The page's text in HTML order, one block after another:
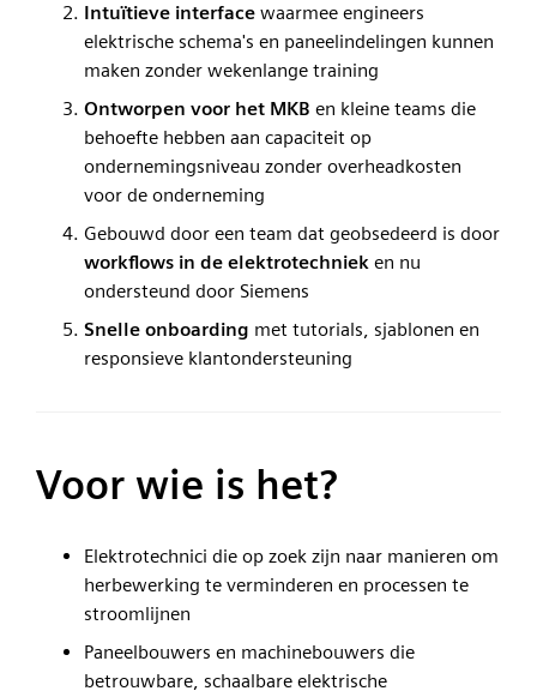
Intuïtieve interface waarmee engineers
elektrische schema's en paneelindelingen kunnen
maken zonder wekenlange training
Ontworpen voor het MKB en kleine teams die
behoefte hebben aan capaciteit op
ondernemingsniveau zonder overheadkosten
voor de onderneming
Gebouwd door een team dat geobsedeerd is door
workflows in de elektrotechniek en nu
ondersteund door Siemens
Snelle onboarding met tutorials, sjablonen en
responsieve klantondersteuning
Voor wie is het?
Elektrotechnici die op zoek zijn naar manieren om
herbewerking te verminderen en processen te
stroomlijnen
Paneelbouwers en machinebouwers die
betrouwbare, schaalbare elektrische